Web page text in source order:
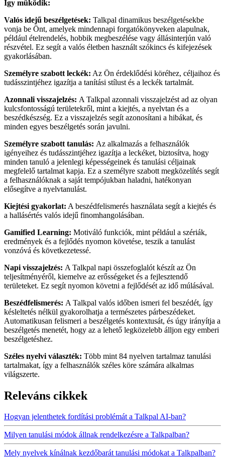
Így működik:
Valós idejű beszélgetések: Talkpal dinamikus beszélgetésekbe
vonja be Önt, amelyek mindennapi forgatókönyveken alapulnak,
például ételrendelés, hobbik megbeszélése vagy állásinterjún való
részvétel. Ez segít a valós életben használt szókincs és kifejezések
gyakorlásában.
Személyre szabott leckék: Az Ön érdeklődési köréhez, céljaihoz és
tudásszintjéhez igazítja a tanítási stílust és a leckék tartalmát.
Azonnali visszajelzés: A Talkpal azonnali visszajelzést ad az olyan
kulcsfontosságú területekről, mint a kiejtés, a nyelvtan és a
beszédkészség. Ez a visszajelzés segít azonosítani a hibákat, és
minden egyes beszélgetés során javulni.
Személyre szabott tanulás: Az alkalmazás a felhasználók
igényeihez és tudásszintjéhez igazítja a leckéket, biztosítva, hogy
minden tanuló a jelenlegi képességeinek és tanulási céljainak
megfelelő tartalmat kapja. Ez a személyre szabott megközelítés segít
a felhasználóknak a saját tempójukban haladni, hatékonyan
elősegítve a nyelvtanulást.
Kiejtési gyakorlat: A beszédfelismerés használata segít a kiejtés és
a hallásértés valós idejű finomhangolásában.
Gamified Learning: Motiváló funkciók, mint például a szériák,
eredmények és a fejlődés nyomon követése, teszik a tanulást
vonzóvá és következetessé.
Napi visszajelzés: A Talkpal napi összefoglalót készít az Ön
teljesítményéről, kiemelve az erősségeket és a fejlesztendő
területeket. Ez segít nyomon követni a fejlődését az idő múlásával.
Beszédfelismerés: A Talkpal valós időben ismeri fel beszédét, így
késleltetés nélkül gyakorolhatja a természetes párbeszédeket.
Automatikusan felismeri a beszélgetés kontextusát, és úgy irányítja a
beszélgetés menetét, hogy az a lehető legközelebb álljon egy emberi
beszélgetéshez.
Széles nyelvi választék: Több mint 84 nyelven tartalmaz tanulási
tartalmakat, így a felhasználók széles köre számára alkalmas
világszerte.
Releváns cikkek
Hogyan jelenthetek fordítási problémát a Talkpal AI-ban?
Milyen tanulási módok állnak rendelkezésre a Talkpalban?
Mely nyelvek kínálnak kezdőbarát tanulási módokat a Talkpalban?